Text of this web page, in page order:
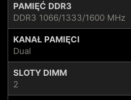
PAMIĘĆ DDR3
DDR3 1066/1333/1600 MHz
KANAŁ PAMIĘCI
Dual
SLOTY DIMM
2